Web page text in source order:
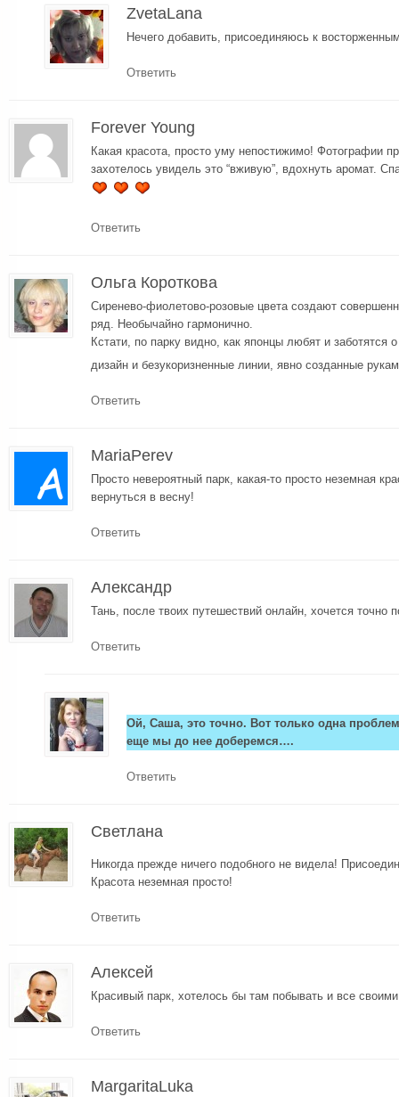
ZvetaLana
Нечего добавить, присоединяюсь к
Ответить
Forever Young
Какая красота, просто уму непостижимо! Фотографии
захотелось увидель это “вживую”, вдохнуть аромат.
Ответить
Ольга Короткова
Сиренево-фиолетово-розовые цвета создают
ряд. Необычайно гармонично.
Кстати, по парку видно, как японцы любят и заботятся
дизайн и безукоризненные линии, явно созданные
Ответить
MariaPerev
Просто невероятный парк, какая-то просто неземная
вернуться в весну!
Ответить
Александр
Тань, после твоих путешествий онлайн, хочется точно
Ответить
Ой, Саша, это точно. Вот только одна
еще мы до нее доберемся….
Ответить
Светлана
Никогда прежде ничего подобного не видела!
Красота неземная просто!
Ответить
Алексей
Красивый парк, хотелось бы там побывать и все
Ответить
MargaritaLuka